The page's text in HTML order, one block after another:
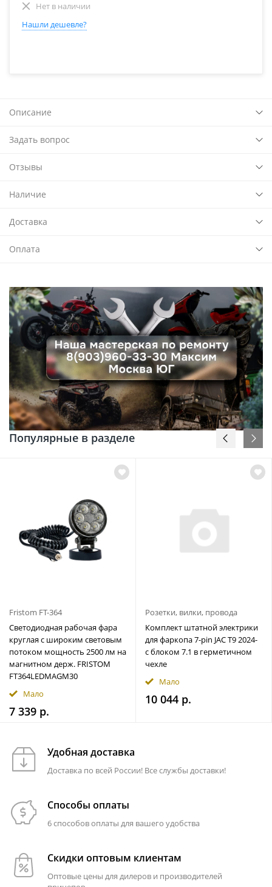
Нет в наличии
Нашли дешевле?
Описание
Задать вопрос
Отзывы
Наличие
Доставка
Оплата
Популярные в разделе
Fristom FT-364
Светодиодная рабочая фара
круглая с широким световым
потоком мощность 2500 лм на
магнитном держ. FRISTOM
FT364LEDMAGM30
Мало
7 339 р.
Розетки, вилки, провода
Комплект штатной электрики
для фаркопа 7-pin JAC T9 2024-
с блоком 7.1 в герметичном
чехле
Мало
10 044 р.
Удобная доставка
Доставка по всей России! Все службы доставки!
Способы оплаты
6 способов оплаты для вашего удобства
Скидки оптовым клиентам
Оптовые цены для дилеров и производителей